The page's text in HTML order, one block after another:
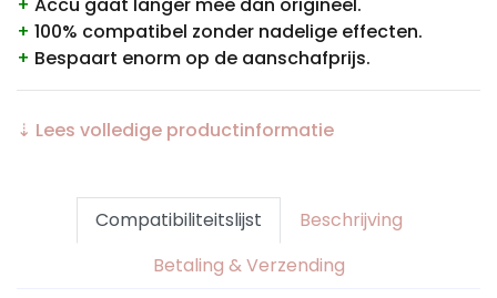
+ 100% compatibel zonder nadelige effecten.
+ Bespaart enorm op de aanschafprijs.
⇣ Lees volledige productinformatie
Compatibiliteitslijst
Beschrijving
Betaling & Verzending